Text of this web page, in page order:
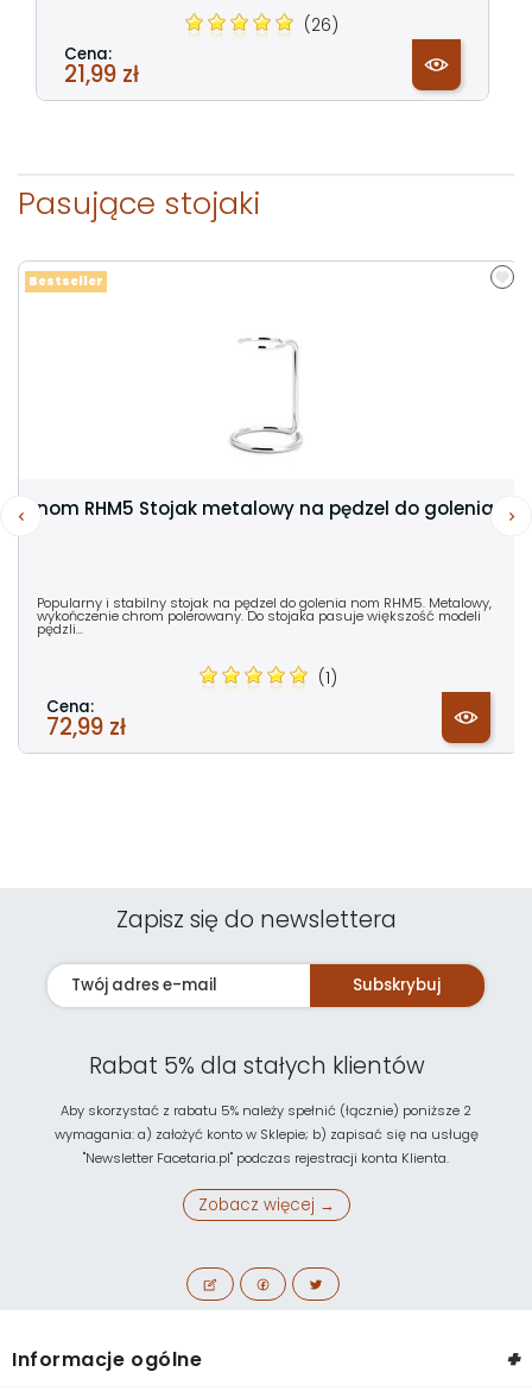
(26)
Cena:
21,99 zł
Pasujące stojaki
nom RHM5 Stojak metalowy na pędzel do golenia
Popularny i stabilny stojak na pędzel do golenia nom RHM5. Metalowy,
wykończenie chrom polerowany. Do stojaka pasuje większość modeli
pędzli...
(1)
Cena:
72,99 zł
Bestseller
Zapisz się do newslettera
Subskrybuj
Rabat 5% dla stałych klientów
Aby skorzystać z rabatu 5% należy spełnić (łącznie) poniższe 2
wymagania: a) założyć konto w Sklepie; b) zapisać się na usługę
"Newsletter Facetaria.pl" podczas rejestracji konta Klienta.
Zobacz więcej →
Informacje ogólne
+